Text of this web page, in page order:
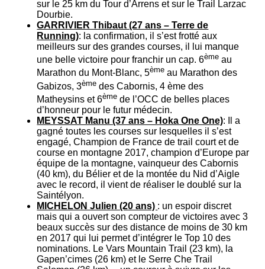
sur le 25 km du Tour d’Arrens et sur le Trail Larzac
Dourbie.
GARRIVIER Thibaut (27 ans – Terre de
Running): la confirmation, il s’est frotté aux
meilleurs sur des grandes courses, il lui manque
une belle victoire pour franchir un cap. 6ème au
Marathon du Mont-Blanc, 5ème au Marathon des
Gabizos, 3ème des Cabornis, 4 ème des
Matheysins et 6ème de l’OCC de belles places
d’honneur pour le futur médecin.
MEYSSAT Manu (37 ans – Hoka One One): Il a
gagné toutes les courses sur lesquelles il s’est
engagé, Champion de France de trail court et de
course en montagne 2017, champion d’Europe par
équipe de la montagne, vainqueur des Cabornis
(40 km), du Bélier et de la montée du Nid d’Aigle
avec le record, il vient de réaliser le doublé sur la
Saintélyon.
MICHELON Julien (20 ans) : un espoir discret
mais qui a ouvert son compteur de victoires avec 3
beaux succès sur des distance de moins de 30 km
en 2017 qui lui permet d’intégrer le Top 10 des
nominations. Le Vars Mountain Trail (23 km), la
Gapen’cimes (26 km) et le Serre Che Trail